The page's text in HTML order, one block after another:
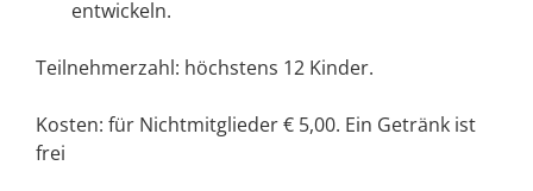
entwickeln.
Teilnehmerzahl: höchstens 12 Kinder.
Kosten: für Nichtmitglieder € 5,00. Ein Getränk ist
frei